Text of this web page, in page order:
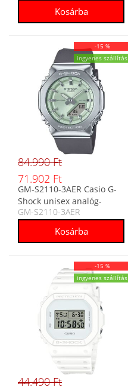
-15 %
ingyenes szállítás
84.990 Ft
71.902 Ft
GM-S2110-3AER Casio G-
Shock unisex analóg-
digitális karóra
GM-S2110-3AER
-15 %
ingyenes szállítás
44.490 Ft